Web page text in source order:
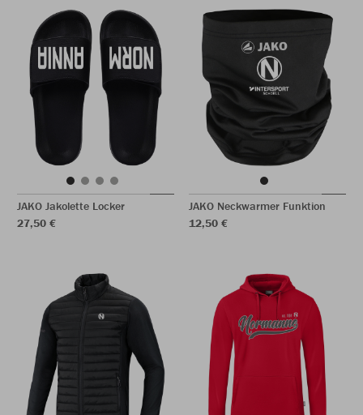
JAKO Jakolette Locker
27,50 €
JAKO Neckwarmer Funktion
12,50 €